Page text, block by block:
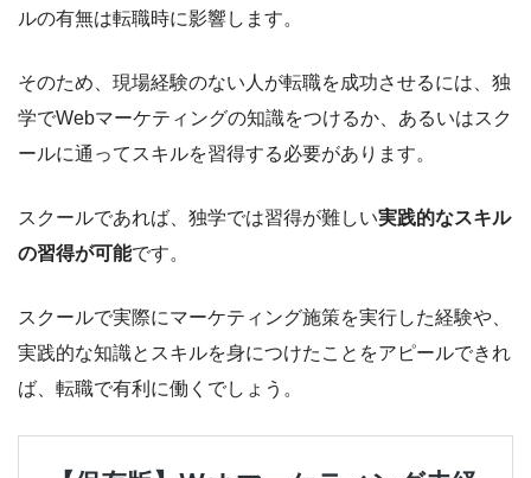
ルの有無は転職時に影響します。
そのため、現場経験のない人が転職を成功させるには、独
学でWebマーケティングの知識をつけるか、あるいはスク
ールに通ってスキルを習得する必要があります。
スクールであれば、独学では習得が難しい実践的なスキル
の習得が可能です。
スクールで実際にマーケティング施策を実行した経験や、
実践的な知識とスキルを身につけたことをアピールできれ
ば、転職で有利に働くでしょう。